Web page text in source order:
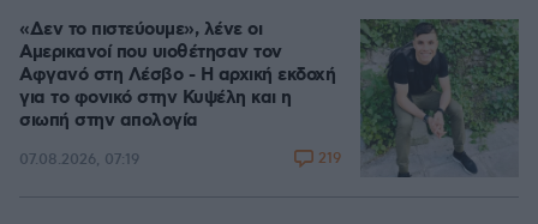
«Δεν το πιστεύουμε», λένε οι
Αμερικανοί που υιοθέτησαν τον
Αφγανό στη Λέσβο - Η αρχική εκδοχή
για το φονικό στην Κυψέλη και η
σιωπή στην απολογία
07.08.2026, 07:19 219